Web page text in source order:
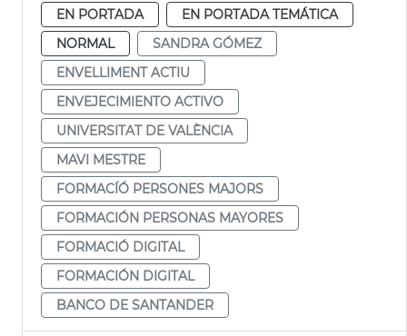
EN PORTADA
EN PORTADA TEMÁTICA
NORMAL
SANDRA GÓMEZ
ENVELLIMENT ACTIU
ENVEJECIMIENTO ACTIVO
UNIVERSITAT DE VALÈNCIA
MAVI MESTRE
FORMACÍÓ PERSONES MAJORS
FORMACIÓN PERSONAS MAYORES
FORMACIÓ DIGITAL
FORMACIÓN DIGITAL
BANCO DE SANTANDER